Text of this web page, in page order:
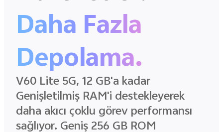
Daha Fazla
Depolama.
V60 Lite 5G, 12 GB'a kadar
Genişletilmiş RAM'i destekleyerek
daha akıcı çoklu görev performansı
sağlıyor. Geniş 256 GB ROM